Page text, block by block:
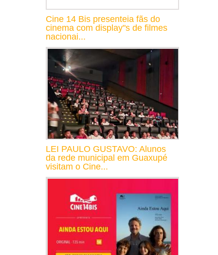
Cine 14 Bis presenteia fãs do
cinema com display"s de filmes
nacionai...
LEI PAULO GUSTAVO: Alunos
da rede municipal em Guaxupé
visitam o Cine...